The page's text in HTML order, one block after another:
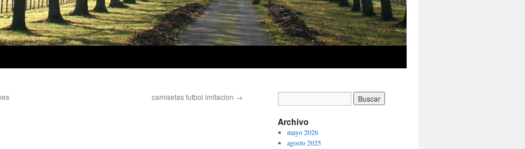
camisetas futbol imitacion →
Archivo
mayo 2026
agosto 2025